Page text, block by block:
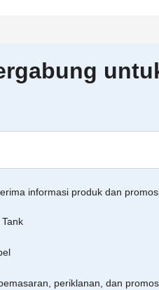
informasi produk dan
periklanan, dan